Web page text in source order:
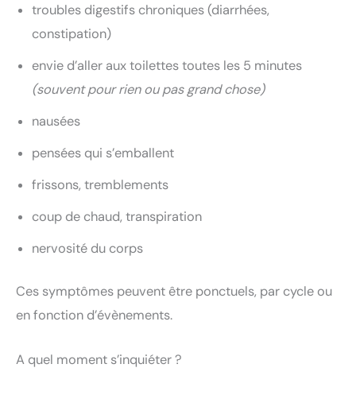
troubles digestifs chroniques (diarrhées,
constipation)
envie d’aller aux toilettes toutes les 5 minutes
(souvent pour rien ou pas grand chose)
nausées
pensées qui s’emballent
frissons, tremblements
coup de chaud, transpiration
nervosité du corps
Ces symptômes peuvent être ponctuels, par cycle ou
en fonction d’évènements.
A quel moment s’inquiéter ?